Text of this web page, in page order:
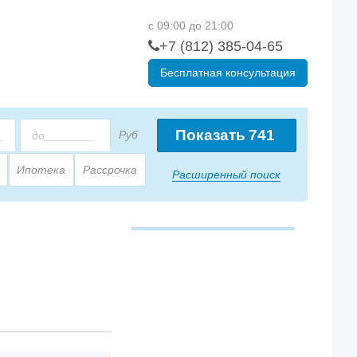
с 09:00 до 21:00
+7 (812) 385-04-65
Бесплатная консультация
Показать 741
Расширенный поиск
Руб
Ипотека Рассрочка